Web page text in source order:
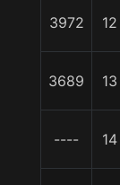
3972 12
3689 13
---- 14